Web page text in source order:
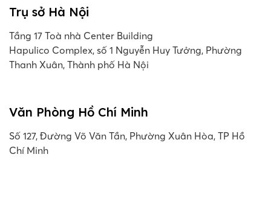
Trụ sở Hà Nội
Tầng 17 Toà nhà Center Building
Hapulico Complex, số 1 Nguyễn Huy Tưởng, Phường
Thanh Xuân, Thành phố Hà Nội
Văn Phòng Hồ Chí Minh
Số 127, Đường Võ Văn Tần, Phường Xuân Hòa, TP Hồ
Chí Minh